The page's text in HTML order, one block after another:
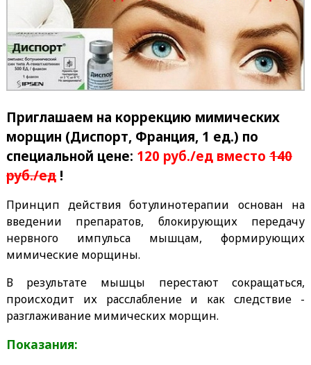
Приглашаем на коррекцию мимических
морщин (Диспорт, Франция, 1 ед.) по
специальной цене: 120 руб./ед вместо 140
руб./ед !
Принцип действия ботулинотерапии основан на
введении препаратов, блокирующих передачу
нервного импульса мышцам, формирующих
мимические морщины.
В результате мышцы перестают сокращаться,
происходит их расслабление и как следствие -
разглаживание мимических морщин.
Показания: